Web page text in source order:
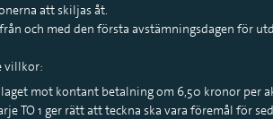
att skiljas åt.
och med den första avstämningsdagen för
villkor:
mot kontant betalning om 6,50 kronor per
TO 1 ger rätt att teckna ska vara föremål för